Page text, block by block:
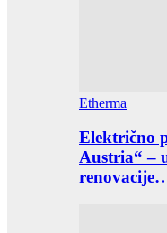
Etherma
Električno
Austria“ –